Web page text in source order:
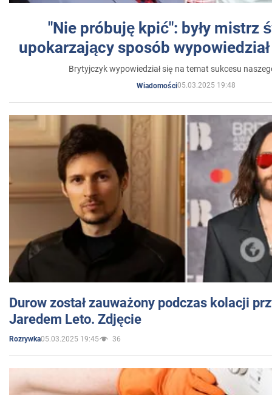
"Nie próbuję kpić": były mistrz
upokarzający sposób
Brytyjczyk wypowiedział się na temat sukcesu
Wiadomości05.03.2025 19:48
Durow został zauważony podczas kolacji
Jaredem Leto. Zdjęcie
Rozrywka05.03.2025 19:45 36